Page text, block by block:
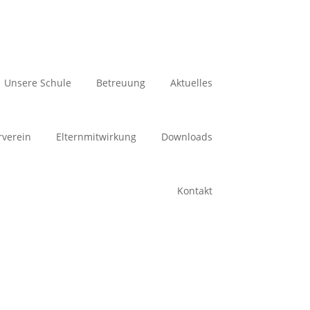
Unsere Schule Betreuung Aktuelles
Elternmitwirkung Downloads
Kontakt